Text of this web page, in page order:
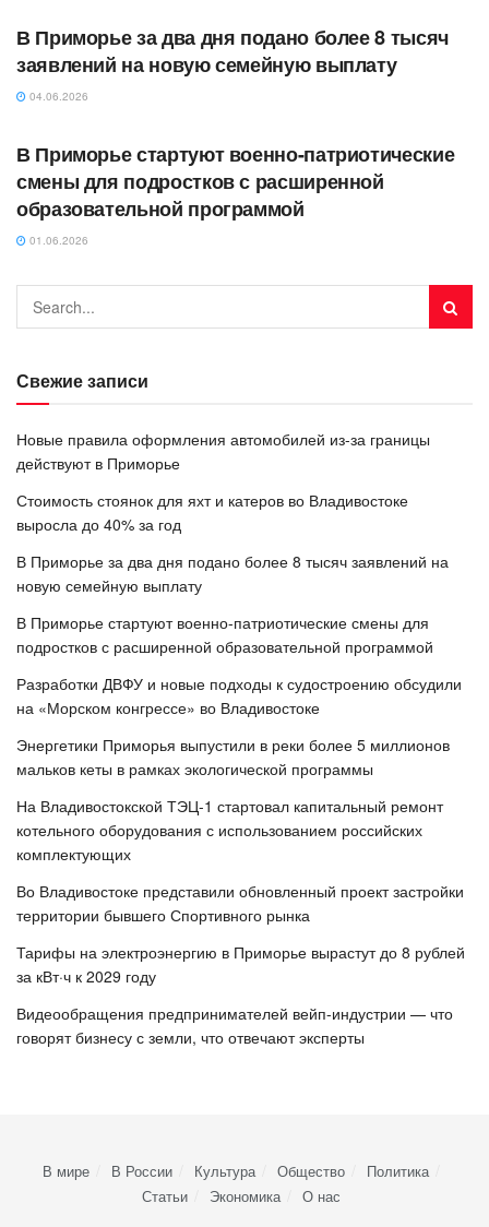
В Приморье за два дня подано более 8 тысяч
заявлений на новую семейную выплату
04.06.2026
В Приморье стартуют военно-патриотические
смены для подростков с расширенной
образовательной программой
01.06.2026
Свежие записи
Новые правила оформления автомобилей из-за границы
действуют в Приморье
Стоимость стоянок для яхт и катеров во Владивостоке
выросла до 40% за год
В Приморье за два дня подано более 8 тысяч заявлений на
новую семейную выплату
В Приморье стартуют военно-патриотические смены для
подростков с расширенной образовательной программой
Разработки ДВФУ и новые подходы к судостроению обсудили
на «Морском конгрессе» во Владивостоке
Энергетики Приморья выпустили в реки более 5 миллионов
мальков кеты в рамках экологической программы
На Владивостокской ТЭЦ-1 стартовал капитальный ремонт
котельного оборудования с использованием российских
комплектующих
Во Владивостоке представили обновленный проект застройки
территории бывшего Спортивного рынка
Тарифы на электроэнергию в Приморье вырастут до 8 рублей
за кВт·ч к 2029 году
Видеообращения предпринимателей вейп-индустрии — что
говорят бизнесу с земли, что отвечают эксперты
В мире В России Культура Общество
Политика
Статьи
Экономика О нас